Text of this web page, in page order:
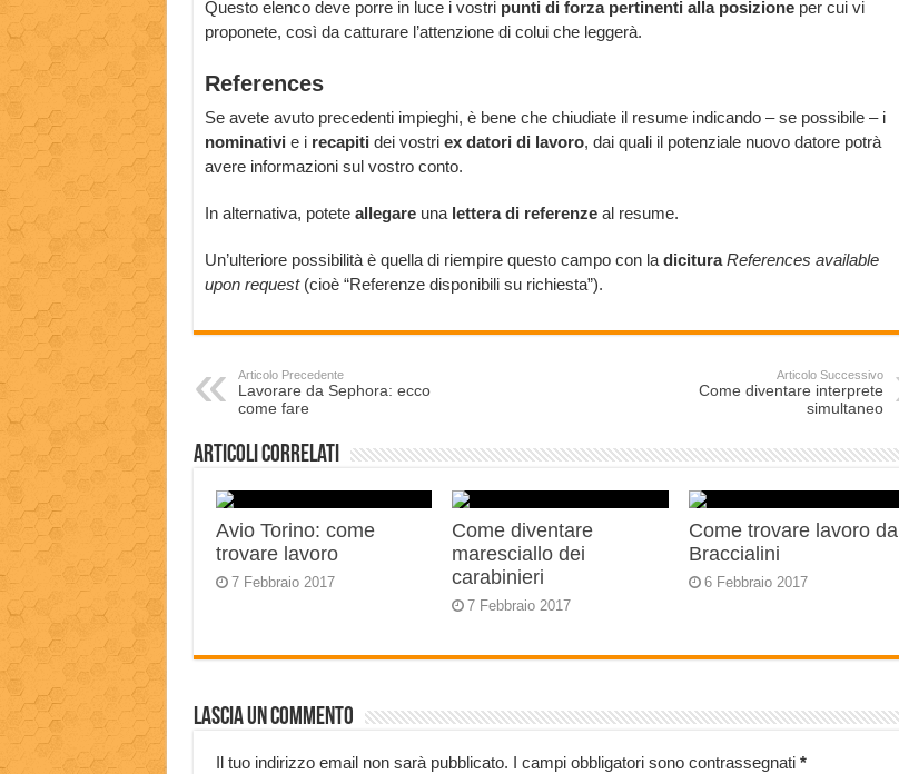
Questo elenco deve porre in luce i vostri punti di forza pertinenti alla posizioneper cui vi
proponete, così da catturare l’attenzione di colui che leggerà.
References
Se avete avuto precedenti impieghi, è bene che chiudiate il resume indicando – se possibile – i
nominativi e irecapiti dei vostri ex datori di lavoro, dai quali il potenziale nuovo datore potrà
avere informazioni sul vostro conto.
In alternativa, potete allegareuna lettera di referenzeal resume.
Un’ulteriore possibilità è quella di riempire questo campo con ladicitura References available
upon request(cioè “Referenze disponibili su richiesta”).
Articolo Precedente
Lavorare da Sephora: ecco
come fare
Articolo Successivo
Come diventare interprete
simultaneo
Articoli correlati
Avio Torino: come
trovare lavoro
7 Febbraio 2017
Come diventare
maresciallo dei
carabinieri
7 Febbraio 2017
Come trovare lavoro da
Braccialini
6 Febbraio 2017
Lascia un commento
Il tuo indirizzo email non sarà pubblicato. I campi obbligatori sono contrassegnati *